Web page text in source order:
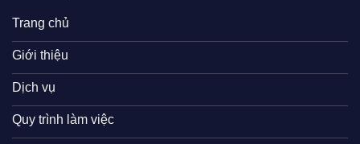
Trang chủ
Giới thiệu
Dịch vụ
Quy trình làm việc